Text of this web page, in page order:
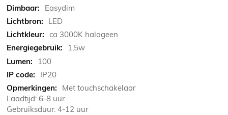
Easydim
LED
ca 3000K halogeen
1,5w
100
IP20
Met touchschakelaar
Laadtijd: 6-8 uur
Gebruiksduur: 4-12 uur